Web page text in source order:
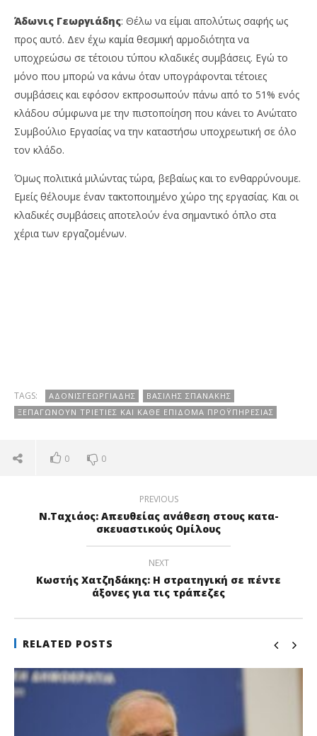
Άδωνις Γεωργιάδης: Θέλω να είμαι απολύτως σαφής ως
προς αυτό. Δεν έχω καμία θεσμική αρμοδιότητα να
υποχρεώσω σε τέτοιου τύπου κλαδικές συμβάσεις. Εγώ το
μόνο που μπορώ να κάνω όταν υπογράφονται τέτοιες
συμβάσεις και εφόσον εκπροσωπούν πάνω από το 51% ενός
κλάδου σύμφωνα με την πιστοποίηση που κάνει το Ανώτατο
Συμβούλιο Εργασίας να την καταστήσω υποχρεωτική σε όλο
τον κλάδο.
Όμως πολιτικά μιλώντας τώρα, βεβαίως και το ενθαρρύνουμε.
Εμείς θέλουμε έναν τακτοποιημένο χώρο της εργασίας. Και οι
κλαδικές συμβάσεις αποτελούν ένα σημαντικό όπλο στα
χέρια των εργαζομένων.
TAGS: ΆΔΟΝΙΣΓΕΩΡΓΙΆΔΗΣ
ΒΑΣΊΛΗΣ ΣΠΑΝΆΚΗΣ
ΞΕΠΑΓΏΝΟΥΝ ΤΡΙΕΤΊΕΣ ΚΑΙ ΚΆΘΕ ΕΠΊΔΟΜΑ ΠΡΟΫΠΗΡΕΣΊΑΣ
0 0
PREVIOUS
Ν.Ταχιάος: Απευθείας ανάθεση στους κατα-
σκευαστικούς Ομίλους
NEXT
Κωστής Χατζηδάκης: Η στρατηγική σε πέντε
άξονες για τις τράπεζες
RELATED POSTS